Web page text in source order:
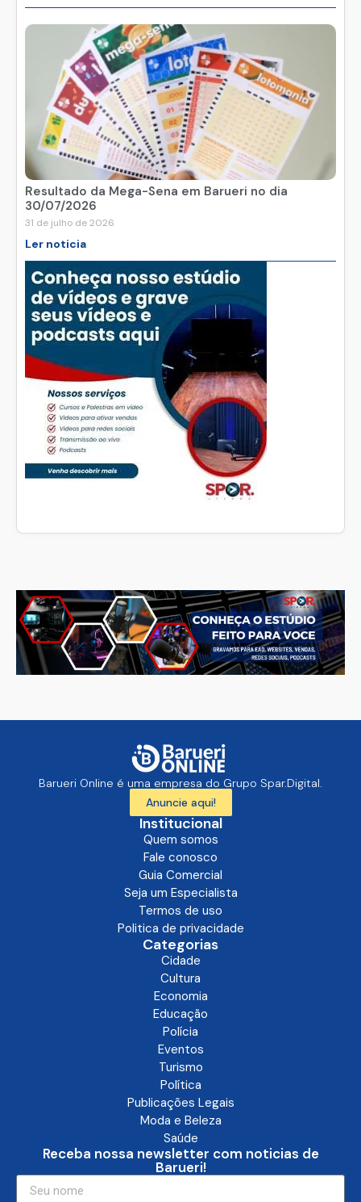
Resultado da Mega-Sena em Barueri no dia
30/07/2026
31 de julho de 2026
Ler noticia
Barueri Online é uma empresa do Grupo Spar.Digital.
Anuncie aqui!
Institucional
Quem somos
Fale conosco
Guia Comercial
Seja um Especialista
Termos de uso
Politica de privacidade
Categorias
Cidade
Cultura
Economia
Educação
Polícia
Eventos
Turismo
Política
Publicações Legais
Moda e Beleza
Saúde
Receba nossa newsletter com noticias de
Barueri!